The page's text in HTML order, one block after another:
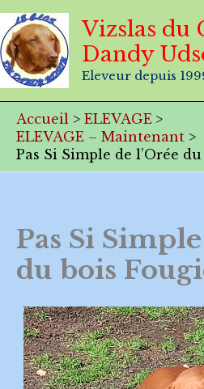
Aller
au
contenu
Vizslas du
Dandy
Eleveur depuis
Accueil
ELEVAGE
ELEVAGE – Maintenant
Pas Si Simple de l’Orée
Pas Si
du bois